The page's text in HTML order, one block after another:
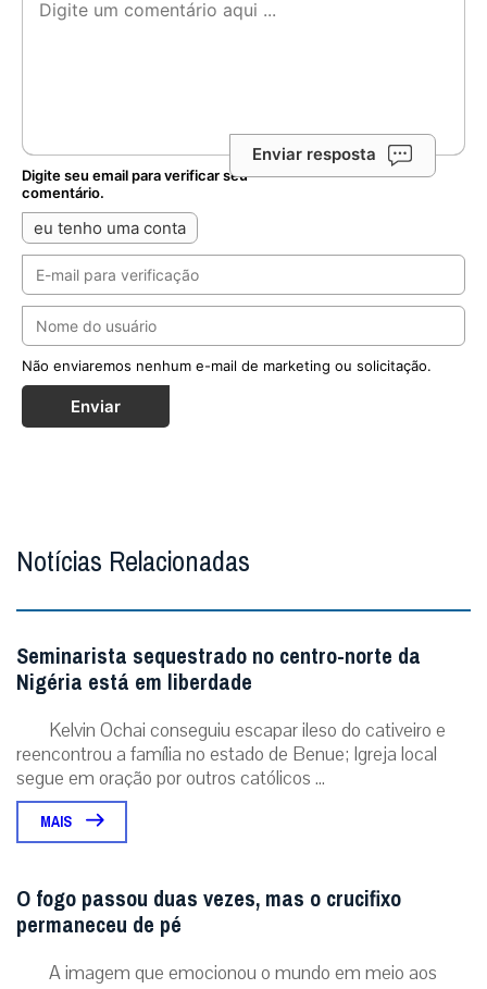
Enviar resposta
Digite seu email para verificar seu
comentário.
eu tenho uma conta
Não enviaremos nenhum e-mail de marketing ou solicitação.
Enviar
Notícias Relacionadas
Seminarista sequestrado no centro-norte da
Nigéria está em liberdade
Kelvin Ochai conseguiu escapar ileso do cativeiro e
reencontrou a família no estado de Benue; Igreja local
segue em oração por outros católicos ...
MAIS
O fogo passou duas vezes, mas o crucifixo
permaneceu de pé
A imagem que emocionou o mundo em meio aos